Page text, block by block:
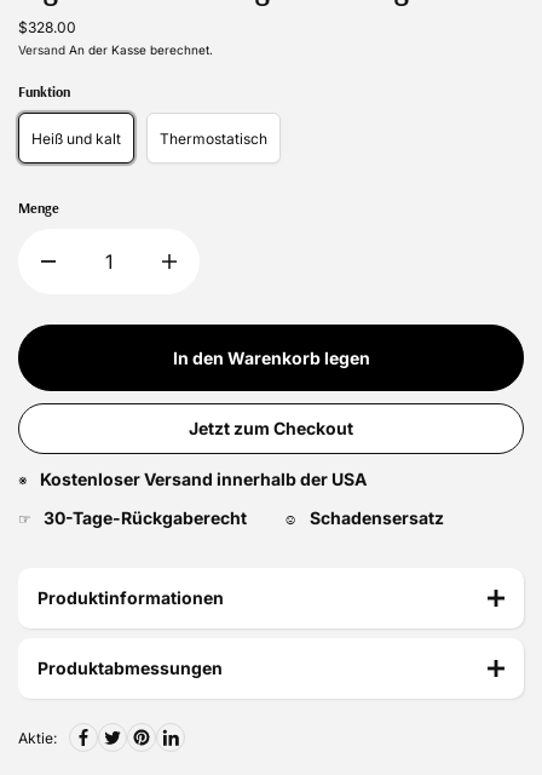
$328.00
Versand An der Kasse berechnet.
Funktion
Heiß und kalt Thermostatisch
Menge
In den Warenkorb legen
Jetzt zum Checkout
※ Kostenloser Versand innerhalb der USA
☞ 30-Tage-Rückgaberecht ☺ Schadensersatz
Produktinformationen
Produktabmessungen
Aktie: